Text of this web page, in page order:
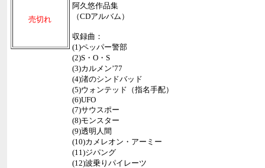
売切れ
阿久悠作品集
（CDアルバム）
収録曲：
(1)ペッパー警部
(2)S・O・S
(3)カルメン’77
(4)渚のシンドバッド
(5)ウォンテッド（指名手配）
(6)UFO
(7)サウスポー
(8)モンスター
(9)透明人間
(10)カメレオン・アーミー
(11)ジパング
(12)波乗りパイレーツ